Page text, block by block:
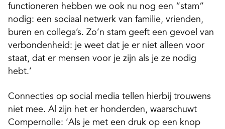
functioneren hebben we ook nu nog een “stam”
nodig: een sociaal netwerk van familie, vrienden,
buren en collega’s. Zo’n stam geeft een gevoel van
verbondenheid: je weet dat je er niet alleen voor
staat, dat er mensen voor je zijn als je ze nodig
hebt.’
Connecties op social media tellen hierbij trouwens
niet mee. Al zijn het er honderden, waarschuwt
Compernolle: ‘Als je met een druk op een knop